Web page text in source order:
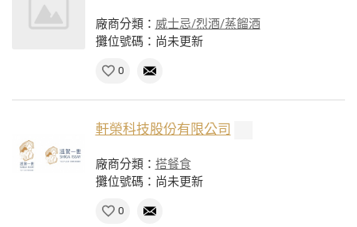
廠商分類： 威士忌/烈酒/蒸餾酒
攤位號碼：尚未更新
0
軒榮科技股份有限公司
廠商分類： 搭餐食
攤位號碼：尚未更新
0